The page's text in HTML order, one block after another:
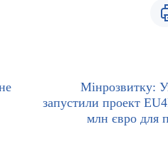
Мінрозвитку:
запустили проект
млн євро для